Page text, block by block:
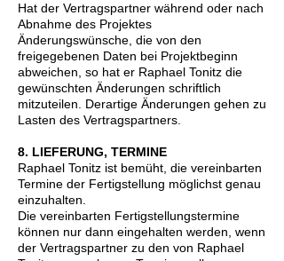
Hat der Vertragspartner während oder nach
Abnahme des Projektes
Änderungswünsche, die von den
freigegebenen Daten bei Projektbeginn
abweichen, so hat er Raphael Tonitz die
gewünschten Änderungen schriftlich
mitzuteilen. Derartige Änderungen gehen zu
Lasten des Vertragspartners.
8. LIEFERUNG, TERMINE
Raphael Tonitz ist bemüht, die vereinbarten
Termine der Fertigstellung möglichst genau
einzuhalten.
Die vereinbarten Fertigstellungstermine
können nur dann eingehalten werden, wenn
der Vertragspartner zu den von Raphael